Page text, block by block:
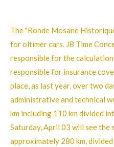
The "Ronde Mosane
for oltimer cars. JB Time
responsible for the
responsible for insurance
place, as last year, over two
administrative and technical
km including 110 km divided
Saturday, April 03 will see
approximately 280 km,